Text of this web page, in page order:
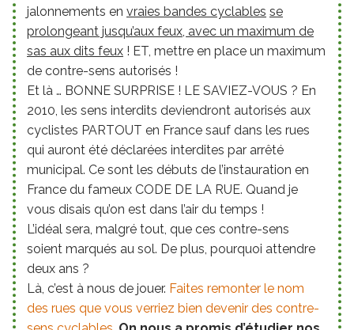
jalonnements en vraies bandes cyclables se
prolongeant jusqu’aux feux, avec un maximum de
sas aux dits feux ! ET, mettre en place un maximum
de contre-sens autorisés !
Et là … BONNE SURPRISE ! LE SAVIEZ-VOUS ? En
2010, les sens interdits deviendront autorisés aux
cyclistes PARTOUT en France sauf dans les rues
qui auront été déclarées interdites par arrêté
municipal. Ce sont les débuts de l’instauration en
France du fameux CODE DE LA RUE. Quand je
vous disais qu’on est dans l’air du temps !
L’idéal sera, malgré tout, que ces contre-sens
soient marqués au sol. De plus, pourquoi attendre
deux ans ?
Là, c’est à nous de jouer. Faites remonter le nom
des rues que vous verriez bien devenir des contre-